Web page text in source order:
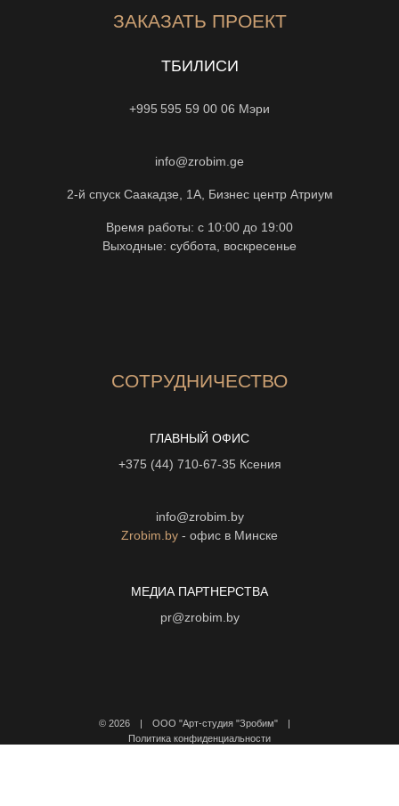
ЗАКАЗАТЬ ПРОЕКТ
ТБИЛИСИ
+995 595 59 00 06 Мэри
info@zrobim.ge
2-й спуск Саакадзе, 1А, Бизнес центр Атриум
Время работы: с 10:00 до 19:00
Выходные: суббота, воскресенье
СОТРУДНИЧЕСТВО
ГЛАВНЫЙ ОФИС
+375 (44) 710-67-35 Ксения
info@zrobim.by
Zrobim.by - офис в Минске
МЕДИА ПАРТНЕРСТВА
pr@zrobim.by
© 2026 | ООО "Арт-студия "Зробим" |
Политика конфиденциальности